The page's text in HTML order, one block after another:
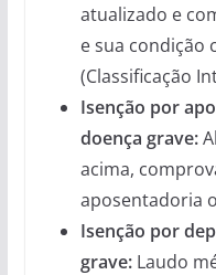
atualizado e
e sua condição
(Classificação
Isenção por
doença grave:
acima,
aposentadoria
Isenção por
grave:Laudo